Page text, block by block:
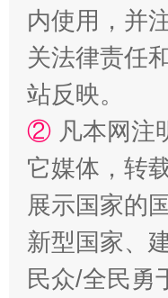
漫山遍野的桃花与雪
内使用，并
关法律责任
站反映。
② 凡本网注
它媒体，转
展示国家的
新型国家、
民众/全民勇